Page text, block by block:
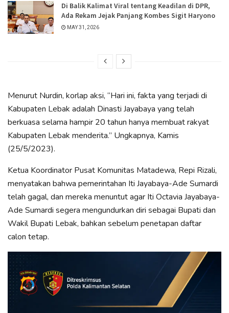
Di Balik Kalimat Viral tentang Keadilan di DPR,
Ada Rekam Jejak Panjang Kombes Sigit Haryono
MAY 31, 2026
Menurut Nurdin, korlap aksi, “Hari ini, fakta yang terjadi di
Kabupaten Lebak adalah Dinasti Jayabaya yang telah
berkuasa selama hampir 20 tahun hanya membuat rakyat
Kabupaten Lebak menderita.” Ungkapnya, Kamis
(25/5/2023).
Ketua Koordinator Pusat Komunitas Matadewa, Repi Rizali,
menyatakan bahwa pemerintahan Iti Jayabaya-Ade Sumardi
telah gagal, dan mereka menuntut agar Iti Octavia Jayabaya-
Ade Sumardi segera mengundurkan diri sebagai Bupati dan
Wakil Bupati Lebak, bahkan sebelum penetapan daftar
calon tetap.